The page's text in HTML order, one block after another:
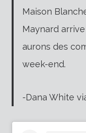
Maison
Maynard
aurons des
week-end.
-Dana White